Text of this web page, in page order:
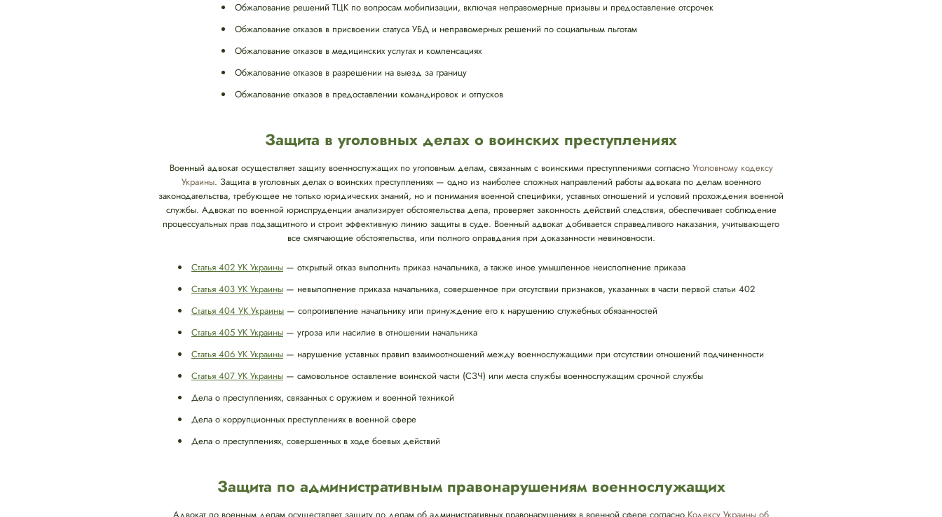
Обжалование решений ТЦК по вопросам мобилизации, включая неправомерные призывы и предоставление отсрочек
Обжалование отказов в присвоении статуса УБД и неправомерных решений по социальным льготам
Обжалование отказов в медицинских услугах и компенсациях
Обжалование отказов в разрешении на выезд за границу
Обжалование отказов в предоставлении командировок и отпусков
Защита в уголовных делах о воинских преступлениях
Военный адвокат осуществляет защиту военнослужащих по уголовным делам, связанным с воинскими преступлениями согласно Уголовному кодексу
Украины. Защита в уголовных делах о воинских преступлениях — одно из наиболее сложных направлений работы адвоката по делам военного
законодательства, требующее не только юридических знаний, но и понимания военной специфики, уставных отношений и условий прохождения военной
службы. Адвокат по военной юриспруденции анализирует обстоятельства дела, проверяет законность действий следствия, обеспечивает соблюдение
процессуальных прав подзащитного и строит эффективную линию защиты в суде. Военный адвокат добивается справедливого наказания, учитывающего
все смягчающие обстоятельства, или полного оправдания при доказанности невиновности.
Статья 402 УК Украины — открытый отказ выполнить приказ начальника, а также иное умышленное неисполнение приказа
Статья 403 УК Украины — невыполнение приказа начальника, совершенное при отсутствии признаков, указанных в части первой статьи 402
Статья 404 УК Украины — сопротивление начальнику или принуждение его к нарушению служебных обязанностей
Статья 405 УК Украины — угроза или насилие в отношении начальника
Статья 406 УК Украины — нарушение уставных правил взаимоотношений между военнослужащими при отсутствии отношений подчиненности
Статья 407 УК Украины — самовольное оставление воинской части (СЗЧ) или места службы военнослужащим срочной службы
Дела о преступлениях, связанных с оружием и военной техникой
Дела о коррупционных преступлениях в военной сфере
Дела о преступлениях, совершенных в ходе боевых действий
Защита по административным правонарушениям военнослужащих